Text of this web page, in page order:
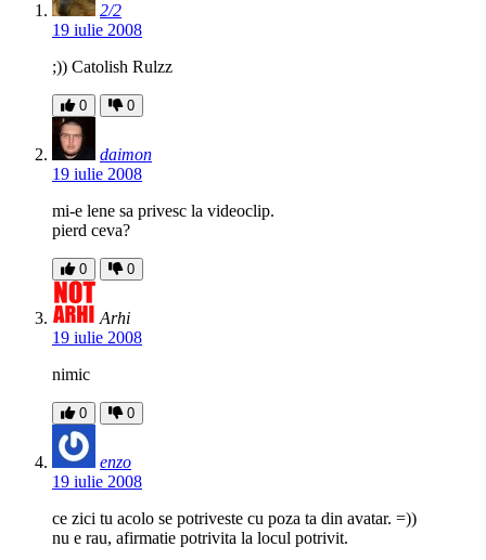
2/2
19 iulie 2008
;)) Catolish Rulzz
0 0
daimon
19 iulie 2008
mi-e lene sa privesc la videoclip.
pierd ceva?
0 0
Arhi
19 iulie 2008
nimic
0 0
enzo
19 iulie 2008
ce zici tu acolo se potriveste cu poza ta din avatar. =))
nu e rau, afirmatie potrivita la locul potrivit.